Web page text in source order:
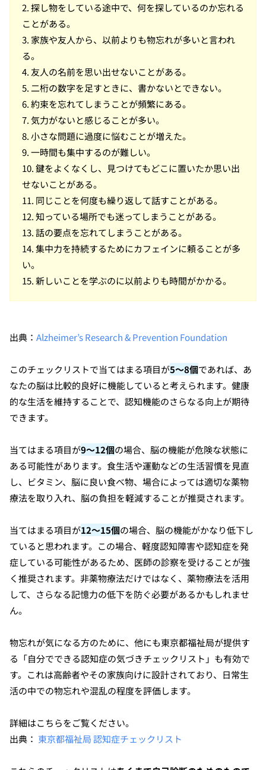
2. 探し物をしている途中で、何を探しているのか忘れる
ことがある。
3. 家族や友人から、以前よりも物忘れが多いと言われ
る。
4. 友人の名前を思い出せないことがある。
5. 二桁の数字を足すときに、書かないとできない。
6. 約束を忘れてしまうことが頻繁にある。
7. 気力がないと感じることが多い。
8. 小さな問題に過度に悩むことが増えた。
9. 一時間も集中するのが難しい。
10. 鍵をよくなくし、見つけてもどこに置いたか思い出
せないことがある。
11. 同じことを何度も繰り返して話すことがある。
12. 知っている場所でも迷ってしまうことがある。
13. 話の要点を忘れてしまうことがある。
14. 集中力を持続するためにカフェインに頼ることが多
い。
15. 新しいことを学ぶのに以前よりも時間がかかる。
出典： Alzheimer’s Research & Prevention Foundation
このチェックリストで当てはまる項目が5～8個であれば、あ
なたの脳は比較的良好に機能していると考えられます。健康
的な生活を維持することで、認知機能のさらなる向上が期待
できます。
当てはまる項目が9～12個の場合、脳の機能が危険な状態に
ある可能性があります。食生活や運動などの生活習慣を見直
し、ビタミン、脳に良い食べ物、場合によっては適切な薬物
療法を取り入れ、脳の負担を軽減することが推奨されます。
当てはまる項目が12～15個の場合、脳の機能がかなり低下し
ていると思われます。この場合、軽度認知障害や認知症を発
症している可能性があるため、医師の診察を受けることが強
く推奨されます。非薬物療法だけではなく、薬物療法を活用
して、さらなる記憶力の低下を防ぐ必要があるかもしれませ
ん。
物忘れが気になる方のために、他にも東京都福祉局が提供す
る「自分でできる認知症の気づきチェックリスト」も有効で
す。これは高齢者やその家族向けに設計されており、日常生
活の中での物忘れや混乱の程度を評価します。
詳細はこちらをご覧ください。
出典： 東京都福祉局 認知症チェックリスト